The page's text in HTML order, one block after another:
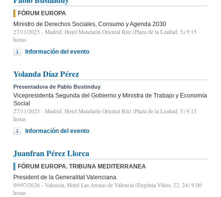
FÓRUM EUROPA
Ministro de Derechos Sociales, Consumo y Agenda 2030
27/11/2025 - Madrid, Hotel Mandarin Oriental Ritz (Plaza de la Lealtad, 5) 9:15
horas
Información del evento
Yolanda Díaz Pérez
Presentadora de Pablo Bustinduy
Vicepresidenta Segunda del Gobierno y Ministra de Trabajo y Economía
Social
27/11/2025 - Madrid, Hotel Mandarin Oriental Ritz (Plaza de la Lealtad, 5) 9:15
horas
Información del evento
Juanfran Pérez Llorca
FÓRUM EUROPA. TRIBUNA MEDITERRANEA
President de la Generalitat Valenciana
09/07/2026 - Valencia, Hotel Las Arenas de Valencia (Eugènia Viñes, 22, 24) 9.00
horas